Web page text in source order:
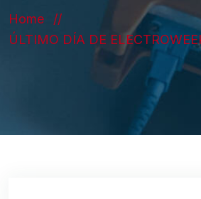
Home
ÚLTIMO DÍA DE